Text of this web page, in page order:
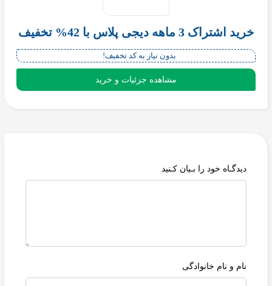
خرید اشتراک 3 ماهه دیجی پلاس با 42% تخفیف
بدون نیاز به کد تخفیف!
مشاهده جزئیات و خرید
دیدگـاه خود را بـیان کـنید
نام و نام خانوادگی